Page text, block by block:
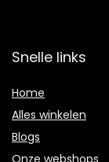
Snelle links
Home
Alles winkelen
Blogs
Onze webshops